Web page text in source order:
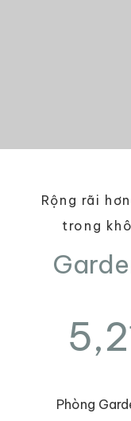
Rộng rãi
trong
Phòng